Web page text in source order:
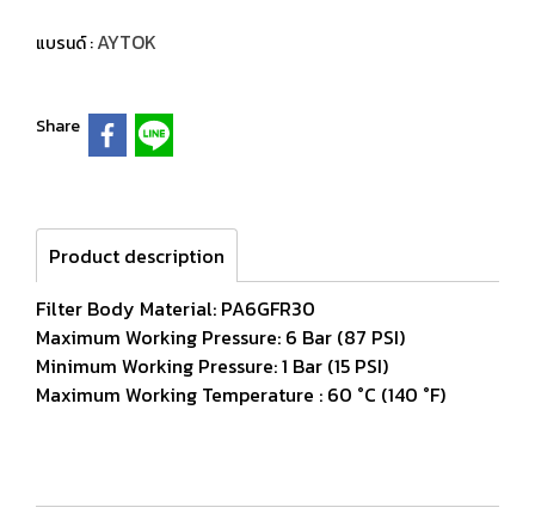
แบรนด์ :AYTOK
Share
Product description
Filter Body Material: PA6GFR30
Maximum Working Pressure: 6 Bar (87 PSI)
Minimum Working Pressure: 1 Bar (15 PSI)
Maximum Working Temperature : 60 °C (140 °F)